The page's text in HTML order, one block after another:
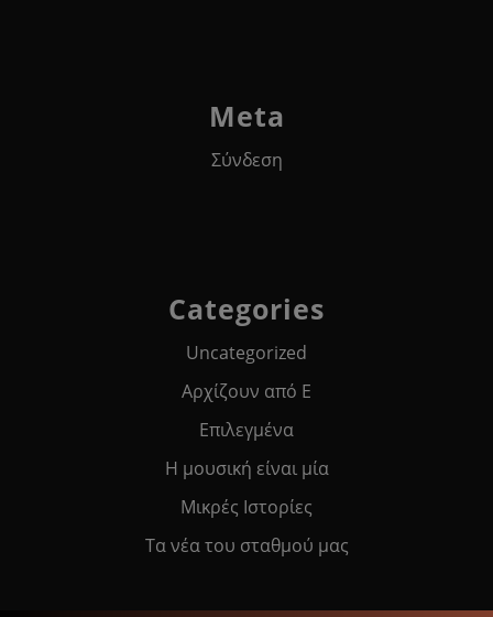
Meta
Σύνδεση
Categories
Uncategorized
Αρχίζουν από Ε
Επιλεγμένα
Η μουσική είναι μία
Μικρές Ιστορίες
Τα νέα του σταθμού μας